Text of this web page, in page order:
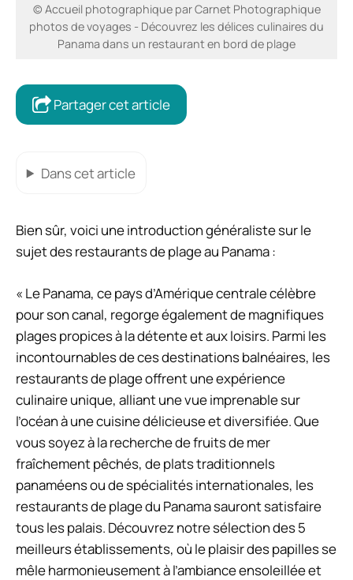
© Accueil photographique par Carnet Photographique
photos de voyages - Découvrez les délices culinaires du
Panama dans un restaurant en bord de plage
Partager cet article
Dans cet article
Bien sûr, voici une introduction généraliste sur le
sujet des restaurants de plage au Panama :
« Le Panama, ce pays d’Amérique centrale célèbre
pour son canal, regorge également de magnifiques
plages propices à la détente et aux loisirs. Parmi les
incontournables de ces destinations balnéaires, les
restaurants de plage offrent une expérience
culinaire unique, alliant une vue imprenable sur
l’océan à une cuisine délicieuse et diversifiée. Que
vous soyez à la recherche de fruits de mer
fraîchement pêchés, de plats traditionnels
panaméens ou de spécialités internationales, les
restaurants de plage du Panama sauront satisfaire
tous les palais. Découvrez notre sélection des 5
meilleurs établissements, où le plaisir des papilles se
mêle harmonieusement à l’ambiance ensoleillée et